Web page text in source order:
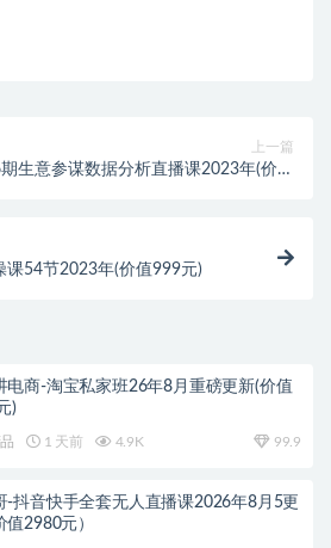
上一篇
生意参谋数据分析直播课2023年(价值
课54节2023年(价值999元)
电商-淘宝私家班26年8月重磅更新(价值
)
1 天前 4.9K 99.9
-抖音快手全套无人直播课2026年8月5更
值2980元）